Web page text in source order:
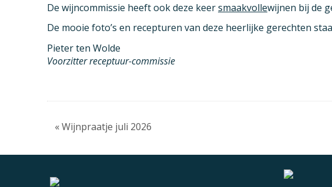
De wijncommissie heeft ook deze keersmaakvollewijnen bij de
De mooie foto’s en recepturen van deze heerlijke gerechten
Pieter ten Wolde
Voorzitter receptuur-commissie
« Wijnpraatje juli 2026